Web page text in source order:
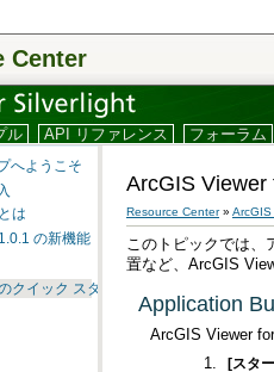
Center
ル API リファレンス フォーラム
へようこそ
は
の新機能
クイック スタート ガイド
ArcGIS Viewer
Resource Center» ArcGIS
置など、 ArcGIS
Application
ArcGIS Viewer
[スタ